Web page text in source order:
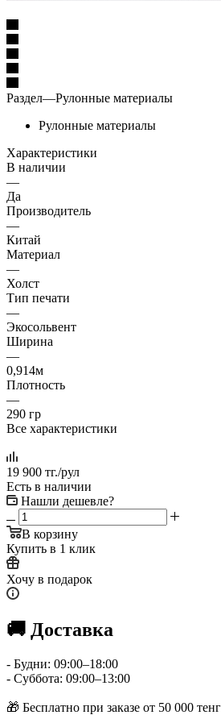
Раздел—Рулонные материалы
Рулонные материалы
Характеристики
В наличии
—
Да
Производитель
—
Китай
Материал
—
Холст
Тип печати
—
Экосольвент
Ширина
—
0,914м
Плотность
—
290 гр
Все характеристики
19 900 тг./рул
Есть в наличии
Нашли дешевле?
В корзину
Купить в 1 клик
Хочу в подарок
🚚 Доставка
- Будни: 09:00–18:00
- Суббота: 09:00–13:00
🎁 Бесплатно при заказе от 50 000